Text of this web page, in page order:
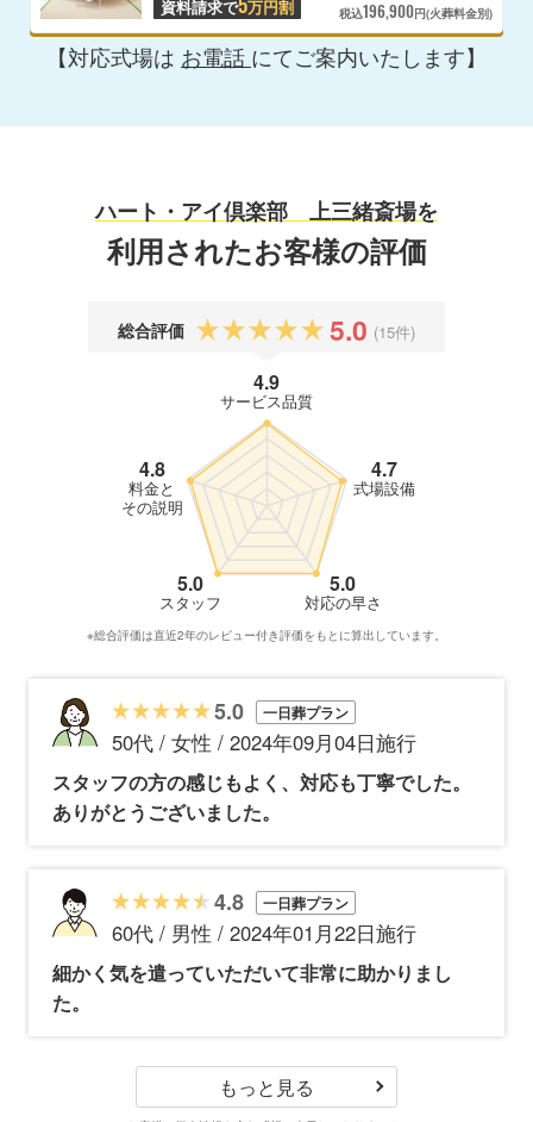
資料請求で 万円割 税込196,900円(火葬料金別)
【対応式場は お電話 にてご案内いたします】
ハート・アイ倶楽部 上三緒斎場を
利用されたお客様の評価
総合評価 5.0 (15件)
4.9
サービス品質
4.7
式場設備
5.0
対応の早さ
5.0
スタッフ
4.8
料金と
その説明
※総合評価は直近2年のレビュー付き評価をもとに算出しています。
5.0 一日葬プラン
50代 / 女性 / 2024年09月04日施行
スタッフの方の感じもよく、対応も丁寧でした。
ありがとうございました。
4.8 一日葬プラン
60代 / 男性 / 2024年01月22日施行
細かく気を遣っていただいて非常に助かりまし
た。
もっと見る